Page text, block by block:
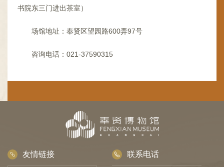
书院东三门进出茶室）
场馆地址：奉贤区望园路600弄97号
咨询电话：021-37590315
友情链接 联系电话